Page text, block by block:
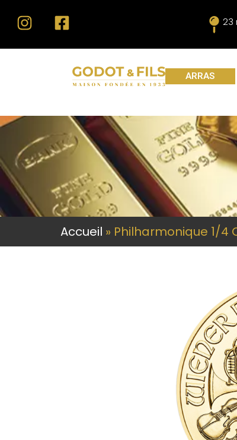
23
ARRAS
Accueil » Philharmonique 1/4